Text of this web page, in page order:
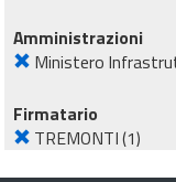
Amministrazioni
Ministero
Firmatario
TREMONTI(1)